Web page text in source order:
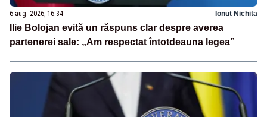
6 aug. 2026, 16:34 Ionuț Nichita
Ilie Bolojan evită un răspuns clar despre averea
partenerei sale: „Am respectat întotdeauna legea”